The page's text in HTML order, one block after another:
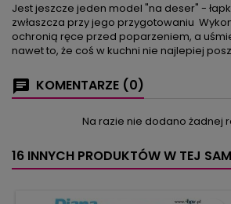
Jest jeszcze jeden model "na deser" -
zwłaszcza przy jego przygotowaniu
ochronią ręce przed poparzeniem, a
nawet to, że coś w kuchni nie najlepiej
KOMENTARZE (0)
Na razie nie dodano żadnej
16 INNYCH PRODUKTÓW W TEJ